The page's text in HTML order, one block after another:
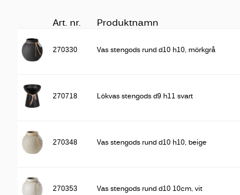
Art. nr. Produktnamn
270330 Vas stengods rund d10 h10, mörkgrå
270718 Lökvas stengods d9 h11 svart
270348 Vas stengods rund d10 h10, beige
270353 Vas stengods rund d10 10cm, vit